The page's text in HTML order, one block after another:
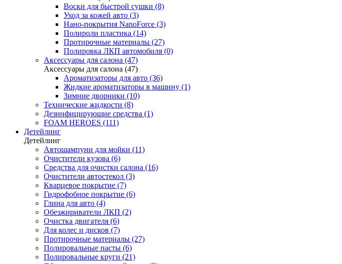
Воски для быстрой сушки (8)
Уход за кожей авто (3)
Нано-покрытия NanoForce (3)
Полироли пластика (14)
Протирочные материалы (27)
Полировка ЛКП автомобиля (0)
Аксессуары для салона (47)
Аксессуары для салона (47)
Ароматизаторы для авто (36)
Жидкие ароматизаторы в машину (1)
Зимние дворники (10)
Технические жидкости (8)
Дезинфицирующие средства (1)
FOAM HEROES (111)
Детейлинг
Детейлинг
Автошампуни для мойки (11)
Очистители кузова (6)
Средства для очистки салона (16)
Очистители автостекол (3)
Кварцевое покрытие (7)
Гидрофобное покрытие (6)
Глина для авто (4)
Обезжириватели ЛКП (2)
Очистка двигателя (6)
Для колес и дисков (7)
Протирочные материалы (27)
Полировальные пасты (6)
Полировальные круги (21)